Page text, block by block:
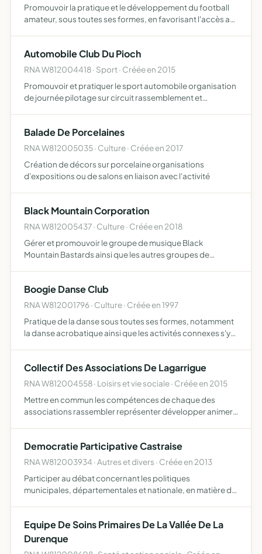
Promouvoir la pratique et le développement du football
amateur, sous toutes ses formes, en favorisant l'accès au
Automobile Club Du Pioch
RNA W812004418 · Sport · Créée en 2015
Promouvoir et pratiquer le sport automobile organisation
de journée pilotage sur circuit rassemblement et
Balade De Porcelaines
RNA W812005035 · Culture · Créée en 2017
Création de décors sur porcelaine organisations
d'expositions ou de salons en liaison avec l'activité
Black Mountain Corporation
RNA W812005437 · Culture · Créée en 2018
Gérer et promouvoir le groupe de musique Black
Mountain Bastards ainsi que les autres groupes de
l'associ…
Boogie Danse Club
RNA W812001796 · Culture · Créée en 1997
Pratique de la danse sous toutes ses formes, notamment
la danse acrobatique ainsi que les activités connexes s'y
Collectif Des Associations De Lagarrigue
RNA W812004558 · Loisirs et vie sociale · Créée en 2015
Mettre en commun les compétences de chaque des
associations rassembler représenter développer animer
Democratie Participative Castraise
RNA W812003934 · Autres et divers · Créée en 2013
Participer au débat concernant les politiques
municipales, départementales et nationale, en matière de
municipa…
Equipe De Soins Primaires De La Vallée De La
Durenque